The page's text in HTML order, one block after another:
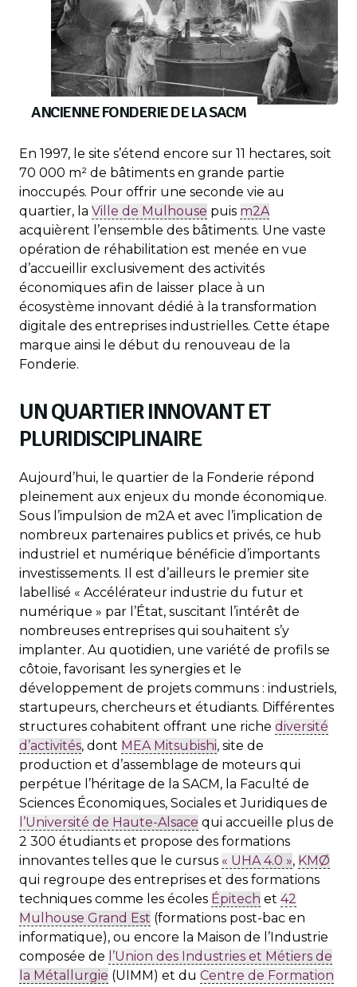
ANCIENNE FONDERIE DE LA SACM
En 1997, le site s’étend encore sur 11 hectares, soit
70 000 m² de bâtiments en grande partie
inoccupés. Pour offrir une seconde vie au
quartier, la Ville de Mulhouse puis m2A
acquièrent l’ensemble des bâtiments. Une vaste
opération de réhabilitation est menée en vue
d’accueillir exclusivement des activités
économiques afin de laisser place à un
écosystème innovant dédié à la transformation
digitale des entreprises industrielles. Cette étape
marque ainsi le début du renouveau de la
Fonderie.
UN QUARTIER INNOVANT ET
PLURIDISCIPLINAIRE
Aujourd’hui, le quartier de la Fonderie répond
pleinement aux enjeux du monde économique.
Sous l’impulsion de m2A et avec l’implication de
nombreux partenaires publics et privés, ce hub
industriel et numérique bénéficie d’importants
investissements. Il est d’ailleurs le premier site
labellisé « Accélérateur industrie du futur et
numérique » par l’État, suscitant l’intérêt de
nombreuses entreprises qui souhaitent s’y
implanter. Au quotidien, une variété de profils se
côtoie, favorisant les synergies et le
développement de projets communs : industriels,
startupeurs, chercheurs et étudiants. Différentes
structures cohabitent offrant une riche diversité
d’activités, dont MEA Mitsubishi, site de
production et d’assemblage de moteurs qui
perpétue l’héritage de la SACM, la Faculté de
Sciences Économiques, Sociales et Juridiques de
l’Université de Haute-Alsace qui accueille plus de
2 300 étudiants et propose des formations
innovantes telles que le cursus « UHA 4.0 », KMØ
qui regroupe des entreprises et des formations
techniques comme les écoles Épitech et 42
Mulhouse Grand Est (formations post-bac en
informatique), ou encore la Maison de l’Industrie
composée de l’Union des Industries et Métiers de
la Métallurgie (UIMM) et du Centre de Formation